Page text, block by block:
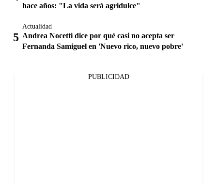
hace años: "La vida será agridulce"
Actualidad
Andrea Nocetti dice por qué casi no acepta ser
Fernanda Samiguel en 'Nuevo rico, nuevo pobre'
PUBLICIDAD